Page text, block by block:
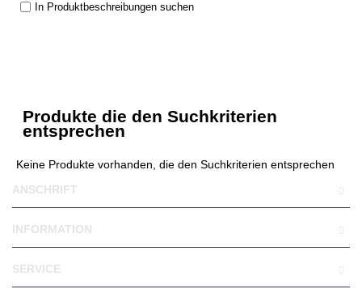
In Produktbeschreibungen suchen
Produkte die den Suchkriterien
entsprechen
Keine Produkte vorhanden, die den Suchkriterien entsprechen
ANSCHRIFT
INFORMATION
SERVICE